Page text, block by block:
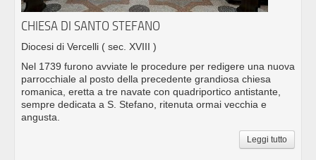
CHIESA DI SANTO STEFANO
Diocesi di Vercelli ( sec. XVIII )
Nel 1739 furono avviate le procedure per redigere una nuova
parrocchiale al posto della precedente grandiosa chiesa
romanica, eretta a tre navate con quadriportico antistante,
sempre dedicata a S. Stefano, ritenuta ormai vecchia e
angusta.
Leggi tutto